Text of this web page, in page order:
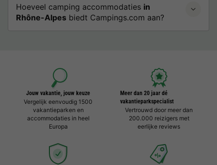
Hoeveel camping accommodaties in
Rhône-Alpes biedt Campings.com aan?
Jouw vakantie, jouw keuze
Vergelijk eenvoudig 1500
vakantieparken en
accommodaties in heel
Europa
Meer dan 20 jaar dé
vakantieparkspecialist
Vertrouwd door meer dan
200.000 reizigers met
eerlijke reviews